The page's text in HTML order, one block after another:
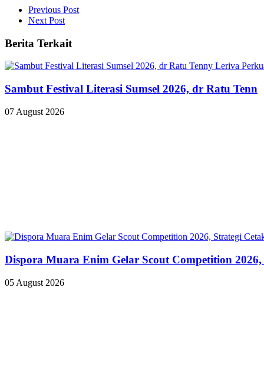
Previous Post
Next Post
Berita Terkait
Sambut Festival Literasi Sumsel 2026, dr Ratu Tenn
07 August 2026
Dispora Muara Enim Gelar Scout Competition 2026,
05 August 2026